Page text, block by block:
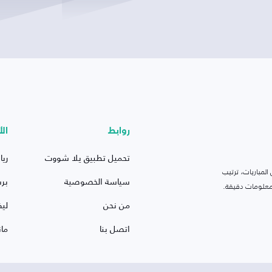
ترتيب
دقيقة.
روابط
تحميل تطبيق يلا شووت
سياسة الخصوصية
من نحن
اتصل بنا